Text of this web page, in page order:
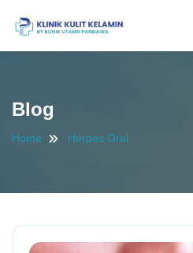
Blog
Home Herpes Oral